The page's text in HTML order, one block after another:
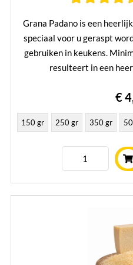
Grana Padano is een
speciaal voor u geraspt
gebruiken in keukens.
resulteert in een
€
150 gr 250 gr 350 gr